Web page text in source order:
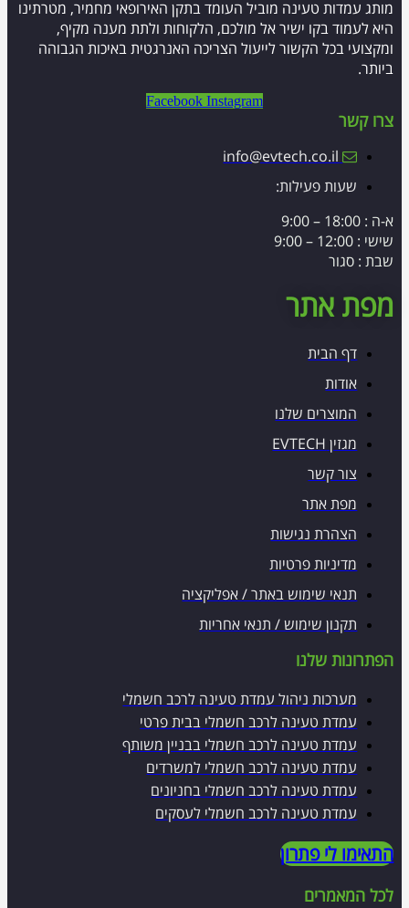
מותג עמדות טעינה מוביל העומד בתקן האירופאי מחמיר, מטרתינו
היא לעמוד בקו ישיר אל מולכם, הלקוחות ולתת מענה מקיף,
ומקצועי בכל הקשור לייעול הצריכה האנרגטית באיכות הגבוהה
ביותר.
Facebook Instagram
צרו קשר
info@evtech.co.il
שעות פעילות:
א-ה : 18:00 – 9:00
שישי : 12:00 – 9:00
שבת : סגור
מפת אתר
דף הבית
אודות
המוצרים שלנו
מגזין EVTECH
צור קשר
מפת אתר
הצהרת נגישות
מדיניות פרטיות
תנאי שימוש באתר / אפליקציה
תקנון שימוש / תנאי אחריות
הפתרונות שלנו
מערכות ניהול עמדת טעינה לרכב חשמלי
עמדת טעינה לרכב חשמלי בבית פרטי
עמדת טעינה לרכב חשמלי בבניין משותף
עמדת טעינה לרכב חשמלי למשרדים
עמדת טעינה לרכב חשמלי בחניונים
עמדת טעינה לרכב חשמלי לעסקים
התאימו לי פתרון
לכל המאמרים